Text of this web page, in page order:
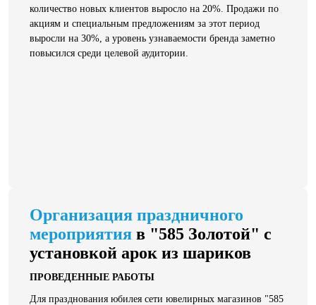
количество новых клиентов выросло на 20%. Продажи по
акциям и специальным предложениям за этот период
выросли на 30%, а уровень узнаваемости бренда заметно
повысился среди целевой аудитории.
Организация праздничного
мероприятия в "585 Золотой" с
установкой арок из шариков
ПРОВЕДЕННЫЕ РАБОТЫ
Для празднования юбилея сети ювелирных магазинов "585